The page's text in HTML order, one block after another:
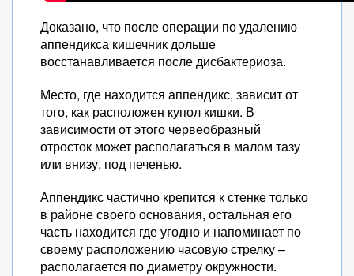
Доказано, что после операции по удалению
аппендикса кишечник дольше
восстанавливается после дисбактериоза.
Место, где находится аппендикс, зависит от
того, как расположен купол кишки. В
зависимости от этого червеобразный
отросток может располагаться в малом тазу
или внизу, под печенью.
Аппендикс частично крепится к стенке только
в районе своего основания, остальная его
часть находится где угодно и напоминает по
своему расположению часовую стрелку –
располагается по диаметру окружности.